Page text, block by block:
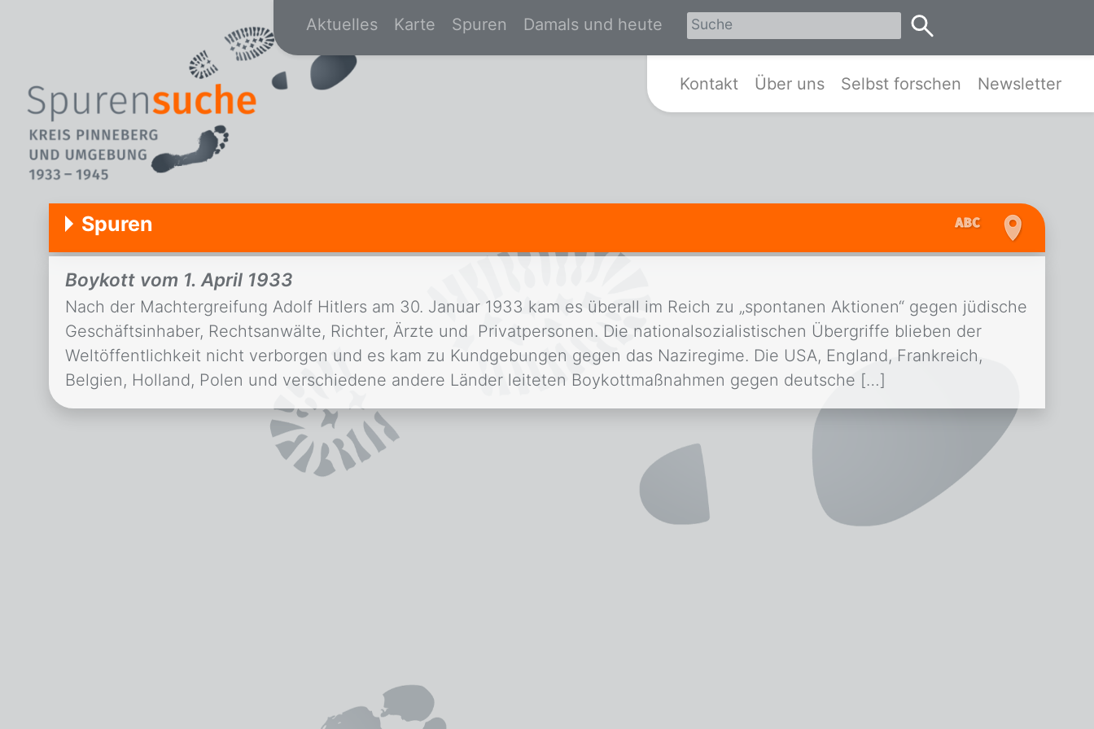
Zur Startseite von Spurensuche Kreis Pinneberg und Umgebung
Aktuelles Karte Spuren Damals und heute
Kontakt Über uns Selbst forschen Newsletter
Spuren
Boykott vom 1. April 1933
Nach der Machtergreifung Adolf Hitlers am 30. Januar 1933 kam es überall im Reich zu „spontanen Aktionen“ gegen jüdische
Geschäftsinhaber, Rechtsanwälte, Richter, Ärzte und Privatpersonen. Die nationalsozialistischen Übergriffe blieben der
Weltöffentlichkeit nicht verborgen und es kam zu Kundgebungen gegen das Naziregime. Die USA, England, Frankreich,
Belgien, Holland, Polen und verschiedene andere Länder leiteten Boykottmaßnahmen gegen deutsche […]